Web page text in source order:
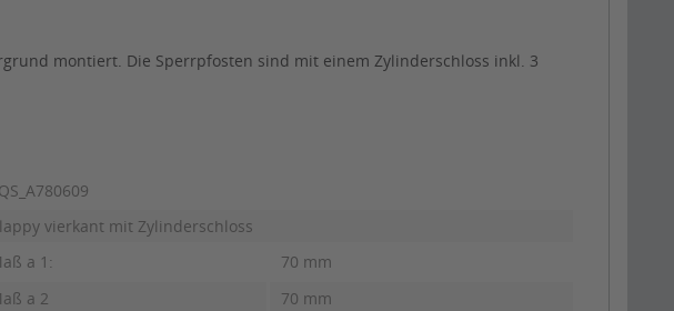
montiert. Die Sperrpfosten sind mit einem Zylinderschloss inkl. 3
vierkant mit Zylinderschloss
a 1:
70 mm
a 2
70 mm